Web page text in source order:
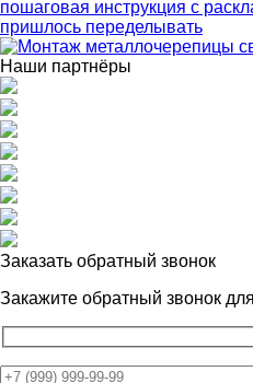
пошаговая инструкция с
пришлось переделывать
Наши партнёры
Заказать обратный звонок
Закажите обратный звонок для